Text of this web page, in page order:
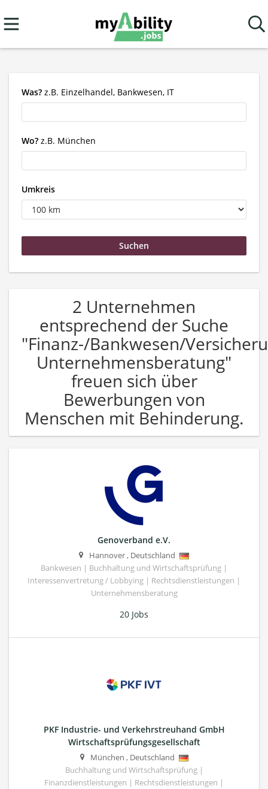
Was? z.B. Einzelhandel, Bankwesen, IT
Wo? z.B. München
Umkreis
2 Unternehmen
entsprechend der Suche
"Finanz-/Bankwesen/
Unternehmensberatung"
freuen sich über
Bewerbungen von
Menschen mit Behinderung.
Genoverband e.V.
Hannover, Deutschland
Bankwesen | Buchhaltung und Wirtschaftsprüfung |
Interessenvertretung / Lobbying | Rechtsdienstleistungen |
Unternehmensberatung
20 Jobs
PKF Industrie- und Verkehrstreuhand GmbH
Wirtschaftsprüfungsgesellschaft
München , Deutschland
Buchhaltung und Wirtschaftsprüfung |
Finanzdienstleistungen | Rechtsdienstleistungen |